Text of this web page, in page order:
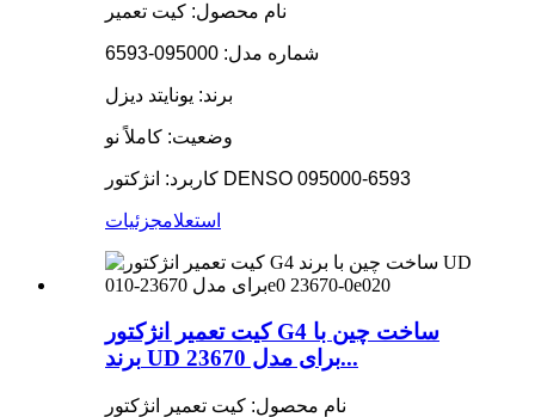
نام محصول: کیت تعمیر
شماره مدل: 095000-6593
برند: یونایتد دیزل
وضعیت: کاملاً نو
کاربرد: انژکتور DENSO 095000-6593
استعلامجزئیات
کیت تعمیر انژکتور G4 ساخت چین با
برند UD برای مدل 23670...
نام محصول: کیت تعمیر انژکتور